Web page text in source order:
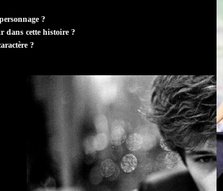
?
dans cette histoire ?
?